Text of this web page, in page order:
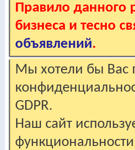
Правило данного
бизнеса и тесно
объявлений.
Мы хотели бы Вас
GDPR.
Наш сайт